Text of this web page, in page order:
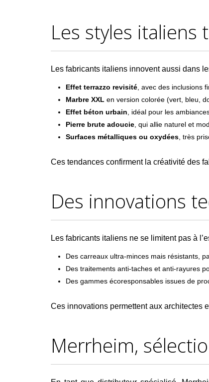
Les styles italiens
Les fabricants italiens innovent aussi dans
Effet terrazzo revisité , avec des inclusions
Marbre XXL en version colorée (vert, bleu,
Effet béton urbain , idéal pour les
Pierre brute adoucie , qui allie naturel et
Surfaces métalliques ou oxydées , très
Ces tendances confirment la créativité des
Des innovations
Les fabricants italiens ne se limitent pas à
Des carreaux ultra-minces mais résistants,
Des traitements anti-taches et anti-rayures
Des gammes écoresponsables issues de
Ces innovations permettent aux architectes
Merrheim,